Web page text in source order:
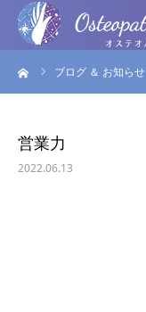
ブログ ＆ お知らせ
営業力
2022.06.13
ABOUT
MENU